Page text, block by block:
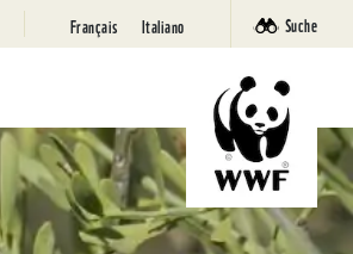
Français Italiano Suche